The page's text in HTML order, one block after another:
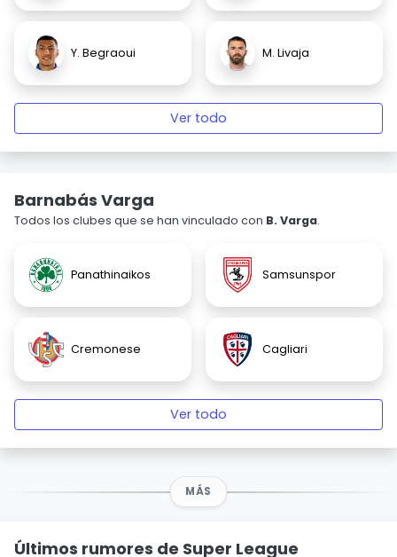
Y. Begraoui M. Livaja
Ver todo
Barnabás Varga
Todos los clubes que se han vinculado con B. Varga.
Panathinaikos Samsunspor
Cremonese Cagliari
Ver todo
MÁS
Últimos rumores de Super League